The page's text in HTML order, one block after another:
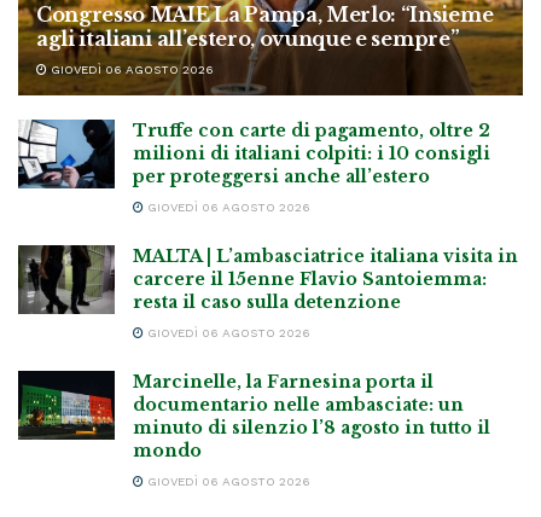
Congresso MAIE La Pampa, Merlo: “Insieme
agli italiani all’estero, ovunque e sempre”
GIOVEDÌ 06 AGOSTO 2026
Truffe con carte di pagamento, oltre 2
milioni di italiani colpiti: i 10 consigli
per proteggersi anche all’estero
GIOVEDÌ 06 AGOSTO 2026
MALTA | L’ambasciatrice italiana visita in
carcere il 15enne Flavio Santoiemma:
resta il caso sulla detenzione
GIOVEDÌ 06 AGOSTO 2026
Marcinelle, la Farnesina porta il
documentario nelle ambasciate: un
minuto di silenzio l’8 agosto in tutto il
mondo
GIOVEDÌ 06 AGOSTO 2026